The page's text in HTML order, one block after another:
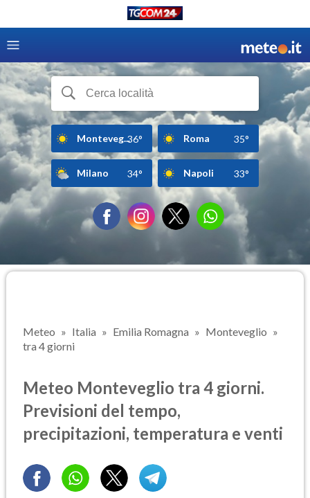
Monteveg...36° Roma 35°
Milano 34° Napoli 33°
Meteo Italia Emilia Romagna
Monteveglio
tra 4 giorni
Meteo Monteveglio tra 4 giorni.
Previsioni del tempo,
precipitazioni, temperatura e venti